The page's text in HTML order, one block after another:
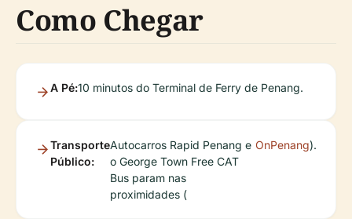
Como Chegar
A Pé:10 minutos do Terminal de Ferry de Penang.
Transporte
Público:
Autocarros Rapid Penang e
o George Town Free CAT
Bus param nas
proximidades (
OnPenang).